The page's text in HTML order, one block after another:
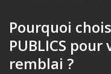
Pourquoi
PUBLICS
remblai ?